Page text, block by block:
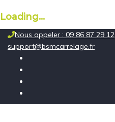
Loading...
Skip
content
Nous appeler : 09 86 87 29 12
support@bsmcarrelage.fr